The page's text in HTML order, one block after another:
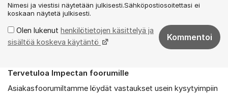
Nimesi ja viestisi näytetään julkisesti.Sähköpostiosoitettasi ei
koskaan näytetä julkisesti.
Olen lukenut henkilötietojen käsittelyä ja
sisältöä koskeva käytäntö
Kommentoi
Tietoa foorumista
Tervetuloa Impectan foorumille
Asiakasfoorumiltamme löydät vastaukset usein kysytyimpiin